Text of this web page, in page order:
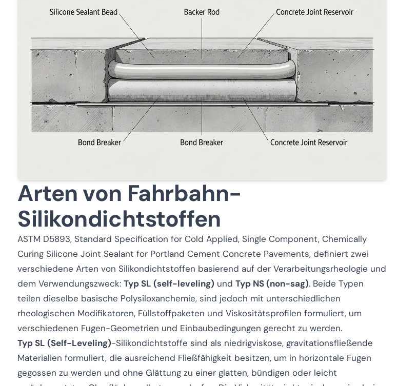
Arten von Fahrbahn-
Silikondichtstoffen
ASTM D5893, Standard Specification for Cold Applied, Single Component, Chemically
Curing Silicone Joint Sealant for Portland Cement Concrete Pavements, definiert zwei
verschiedene Arten von Silikondichtstoffen basierend auf der Verarbeitungsrheologie und
dem Verwendungszweck: Typ SL (self-leveling) und Typ NS (non-sag). Beide Typen
teilen dieselbe basische Polysiloxanchemie, sind jedoch mit unterschiedlichen
rheologischen Modifikatoren, Füllstoffpaketen und Viskositätsprofilen formuliert, um
verschiedenen Fugen-Geometrien und Einbaubedingungen gerecht zu werden.
Typ SL (Self-Leveling)-Silikondichtstoffe sind als niedrigviskose, gravitationsfließende
Materialien formuliert, die ausreichend Fließfähigkeit besitzen, um in horizontale Fugen
gegossen zu werden und ohne Glättung zu einer glatten, bündigen oder leicht